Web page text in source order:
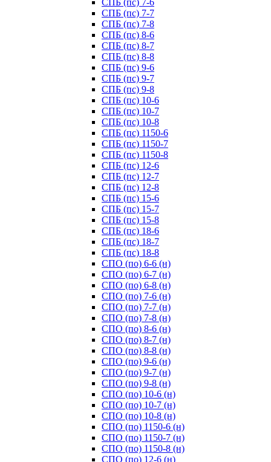
СПБ (пс) 7-6
СПБ (пс) 7-7
СПБ (пс) 7-8
СПБ (пс) 8-6
СПБ (пс) 8-7
СПБ (пс) 8-8
СПБ (пс) 9-6
СПБ (пс) 9-7
СПБ (пс) 9-8
СПБ (пс) 10-6
СПБ (пс) 10-7
СПБ (пс) 10-8
СПБ (пс) 1150-6
СПБ (пс) 1150-7
СПБ (пс) 1150-8
СПБ (пс) 12-6
СПБ (пс) 12-7
СПБ (пс) 12-8
СПБ (пс) 15-6
СПБ (пс) 15-7
СПБ (пс) 15-8
СПБ (пс) 18-6
СПБ (пс) 18-7
СПБ (пс) 18-8
СПО (по) 6-6 (н)
СПО (по) 6-7 (н)
СПО (по) 6-8 (н)
СПО (по) 7-6 (н)
СПО (по) 7-7 (н)
СПО (по) 7-8 (н)
СПО (по) 8-6 (н)
СПО (по) 8-7 (н)
СПО (по) 8-8 (н)
СПО (по) 9-6 (н)
СПО (по) 9-7 (н)
СПО (по) 9-8 (н)
СПО (по) 10-6 (н)
СПО (по) 10-7 (н)
СПО (по) 10-8 (н)
СПО (по) 1150-6 (н)
СПО (по) 1150-7 (н)
СПО (по) 1150-8 (н)
СПО (по) 12-6 (н)